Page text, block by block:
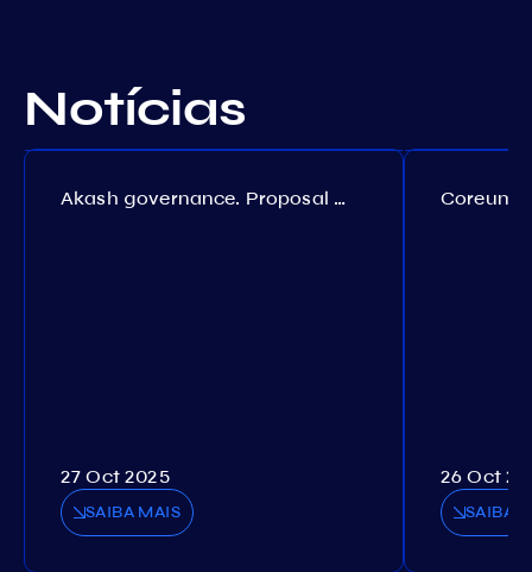
Notícias
Akash governance. Proposal №308
27 Oct 2025
SAIBA MAIS
26 Oct
SAIBA